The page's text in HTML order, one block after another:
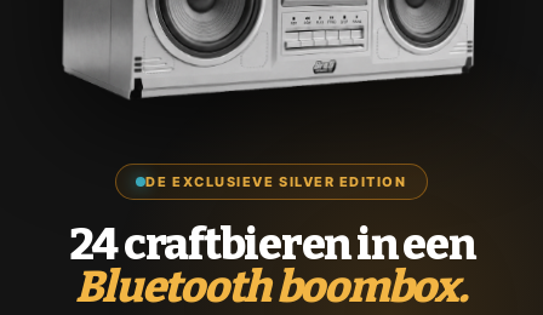
DE EXCLUSIEVE SILVER EDITION
24 craftbieren in een
Bluetooth boombox.